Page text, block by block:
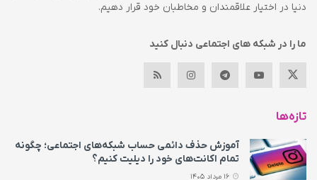
دنیا در اختیار علاقمندان و مخاطبان خود قرار دهیم.
ما را در شبکه های اجتماعی دنبال کنید
تازه‌ها
آموزش حذف دائمی حساب شبکه‌های اجتماعی؛ چگونه
تمام اکانت‌های خود را دیلیت کنیم؟